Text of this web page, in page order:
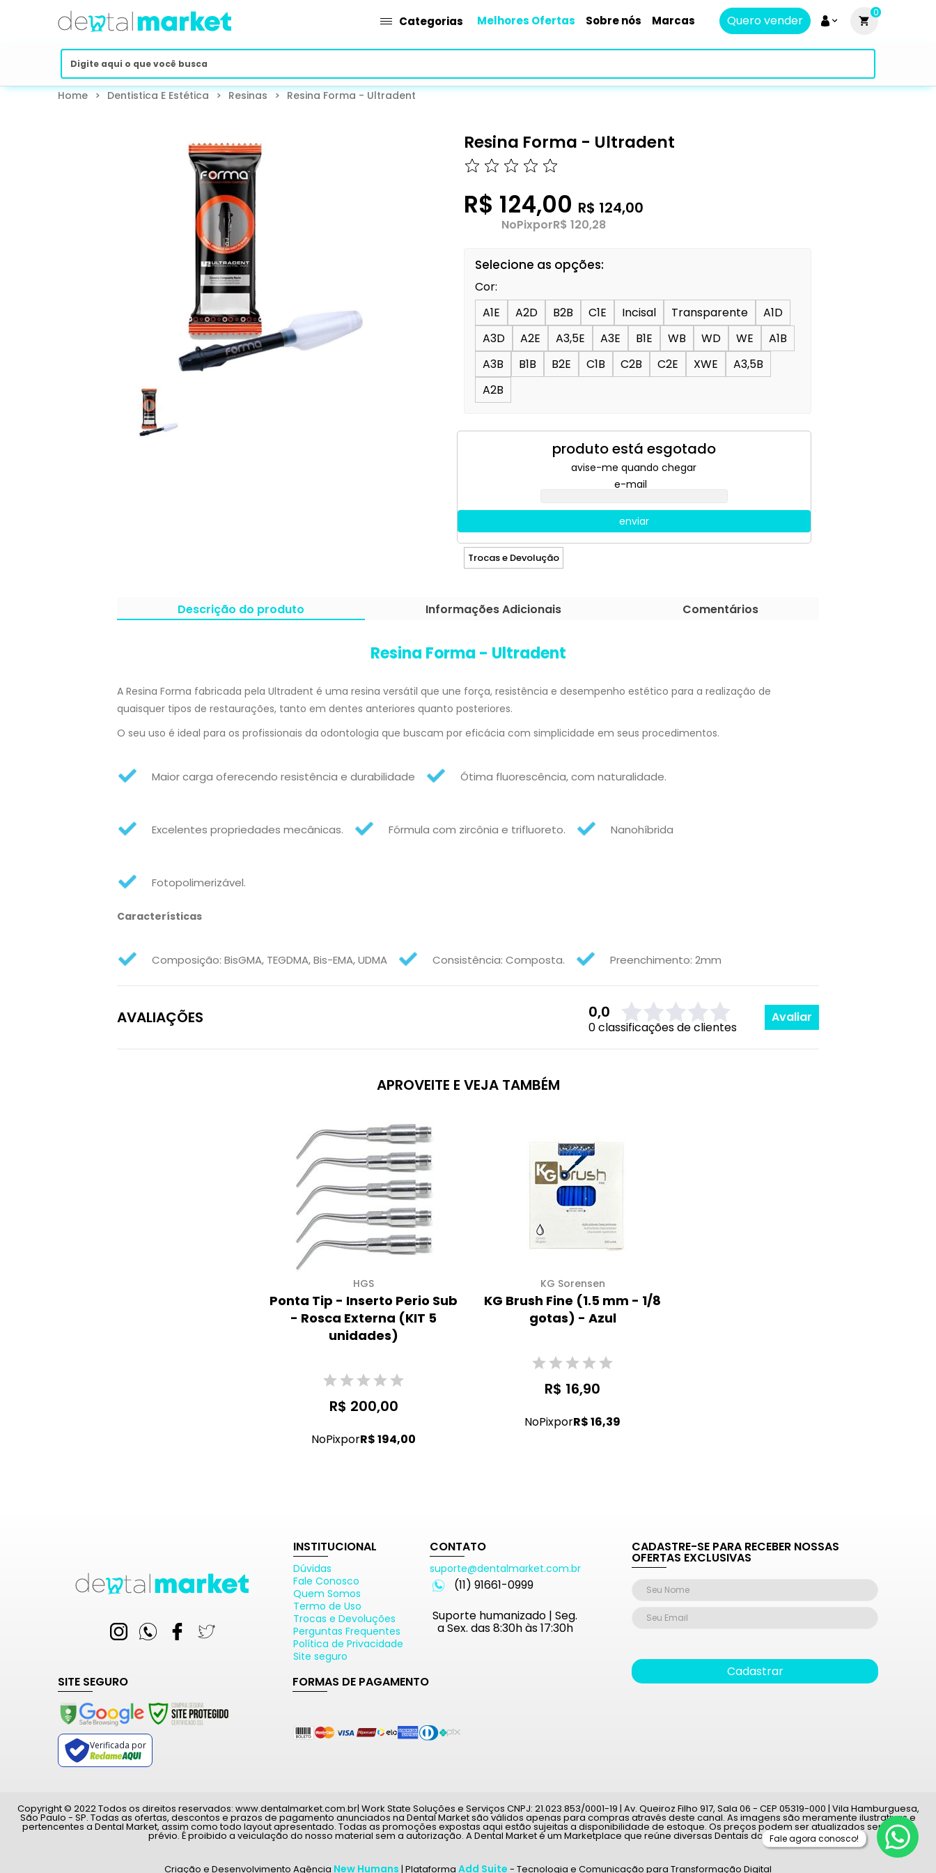
Categorias Melhores Ofertas Sobre nós Marcas Quero vender
0
Home > Dentistica E Estética > Resinas > Resina Forma - Ultradent
Resina Forma - Ultradent
R$ 124,00 R$ 124,00
NoPixporR$ 120,28
Selecione as opções:
Cor:
A1E
A2D B2B C1E Incisal Transparente
A1D
A3D
A2E A3,5E A3E B1E WB WD WE
A1B
A3B
B1B B2E C1B C2B C2E XWE
A3,5B
A2B
produto está esgotado
avise-me quando chegar
e-mail
enviar
Trocas e Devolução
Descrição do produto Informações Adicionais Comentários
Resina Forma - Ultradent
A Resina Forma fabricada pela Ultradent é uma resina versátil que une força, resistência e desempenho estético para a realização de
quaisquer tipos de restaurações, tanto em dentes anteriores quanto posteriores.
O seu uso é ideal para os profissionais da odontologia que buscam por eficácia com simplicidade em seus procedimentos.
Maior carga oferecendo resistência e durabilidade Ótima fluorescência, com naturalidade.
Excelentes propriedades mecânicas. Fórmula com zircônia e trifluoreto. Nanohíbrida
Fotopolimerizável.
Características
Composição: BisGMA, TEGDMA, Bis-EMA, UDMA Consistência: Composta. Preenchimento: 2mm
AVALIAÇÕES 0,0
0 classificações de clientes
Avaliar
APROVEITE E VEJA TAMBÉM
HGS
Ponta Tip - Inserto Perio Sub
- Rosca Externa (KIT 5
unidades)
R$ 200,00
NoPixporR$ 194,00
KG Sorensen
KG Brush Fine (1.5 mm - 1/8
gotas) - Azul
R$ 16,90
NoPixporR$ 16,39
INSTITUCIONAL
Dúvidas
Fale Conosco
Quem Somos
Termo de Uso
Trocas e Devoluções
Perguntas Frequentes
Política de Privacidade
Site seguro
CONTATO
suporte@dentalmarket.com.br
(11) 91661-0999
Suporte humanizado | Seg.
a Sex. das 8:30h às 17:30h
SITE SEGURO
Verificada por
FORMAS DE PAGAMENTO
CADASTRE-SE PARA RECEBER NOSSAS
OFERTAS EXCLUSIVAS
Cadastrar
Copyright © 2022 Todos os direitos reservados: www.dentalmarket.com.br| Work State Soluções e Serviços CNPJ: 21.023.853/0001-19 | Av. Queiroz Filho 917, Sala 06 - CEP 05319-000 | Vila Hamburguesa,
São Paulo - SP. Todas as ofertas, descontos e prazos de pagamento anunciados na Dental Market são válidos apenas para compras através deste canal. As imagens são meramente ilustrativas e
pertencentes a Dental Market, assim como todo layout apresentado. Todas as promoções expostas aqui estão sujeitas a disponibilidade de estoque. Os preços podem ser atualizados sem aviso
prévio. É proibido a veiculação do nosso material sem a autorização. A Dental Market é um Marketplace que reúne diversas Dentais do país.
Criação e Desenvolvimento Agência New Humans | Plataforma Add Suite - Tecnologia e Comunicação para Transformação Digital
Fale agora conosco!